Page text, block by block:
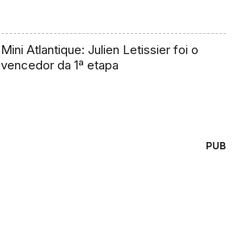
Mini Atlantique: Julien Letissier foi o
vencedor da 1ª etapa
PUB